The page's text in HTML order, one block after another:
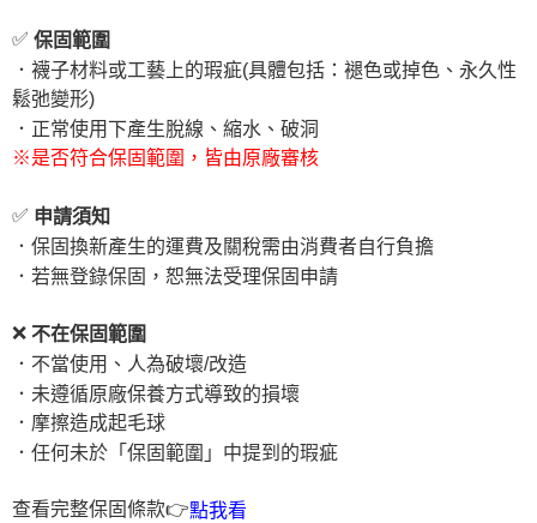
✅ 保固範圍
．襪子材料或工藝上的瑕疵(具體包括：褪色或掉色、永久性
鬆弛變形)
．正常使用下產生脫線、縮水、破洞
※是否符合保固範圍，皆由原廠審核
✅ 申請須知
．保固換新產生的運費及關稅需由消費者自行負擔
．若無登錄保固，恕無法受理保固申請
❌ 不在保固範圍
．不當使用、人為破壞/改造
．未遵循原廠保養方式導致的損壞
．摩擦造成起毛球
．任何未於「保固範圍」中提到的瑕疵
查看完整保固條款👉點我看